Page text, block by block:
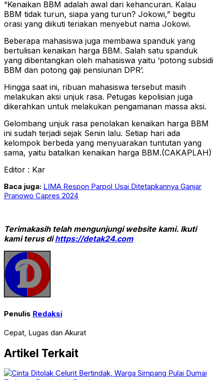
“Kenaikan BBM adalah awal dari kehancuran. Kalau
BBM tidak turun, siapa yang turun? Jokowi,” begitu
orasi yang diikuti teriakan menyebut nama Jokowi.
Beberapa mahasiswa juga membawa spanduk yang
bertulisan kenaikan harga BBM. Salah satu spanduk
yang dibentangkan oleh mahasiswa yaitu ‘potong subsidi
BBM dan potong gaji pensiunan DPR’.
Hingga saat ini, ribuan mahasiswa tersebut masih
melakukan aksi unjuk rasa. Petugas kepolisian juga
dikerahkan untuk melakukan pengamanan massa aksi.
Gelombang unjuk rasa penolakan kenaikan harga BBM
ini sudah terjadi sejak Senin lalu. Setiap hari ada
kelompok berbeda yang menyuarakan tuntutan yang
sama, yaitu batalkan kenaikan harga BBM.(CAKAPLAH)
Editor : Kar
Baca juga: LIMA Respon Parpol Usai Ditetapkannya Ganjar
Pranowo Capres 2024
Terimakasih telah mengunjungi website kami. Ikuti
kami terus dihttps://detak24.com
Penulis Redaksi
Cepat, Lugas dan Akurat
Artikel Terkait